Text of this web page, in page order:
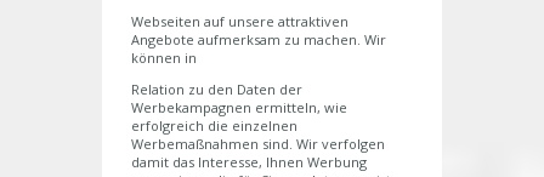
Webseiten auf unsere attraktiven
Angebote aufmerksam zu machen. Wir
können in
Relation zu den Daten der
Werbekampagnen ermitteln, wie
erfolgreich die einzelnen
Werbemaßnahmen sind. Wir verfolgen
damit das Interesse, Ihnen Werbung